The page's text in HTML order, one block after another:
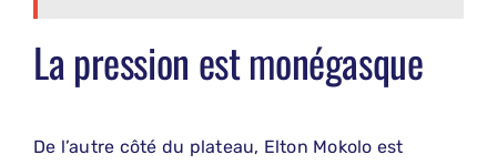
La pression est monégasque
De l’autre côté du plateau, Elton Mokolo est